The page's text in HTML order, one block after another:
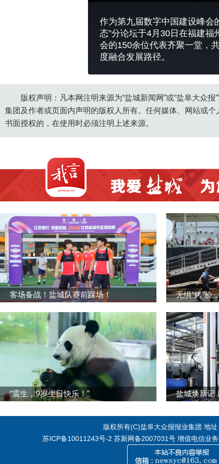
作为第九届数字中国建设峰会
态”分论坛于4月30日在福建
会的150余位代表齐聚一堂，
度融合发展路径。
版权声明：凡本网注明来源为“盐城新闻网”或“盐阜大众
集团及作者或页面内声明的版权人所有。任何媒体、网站或
书面授权的，在使用时必须注明上述来源。
客场备战！盐城队赛前踩场！ 无惧“烤”验
“震生，9岁生日快乐！”
版权所有(C)盐阜大众报报业集团 地
苏ICP备10011243号-2 苏新网备2007031号 增值电信业